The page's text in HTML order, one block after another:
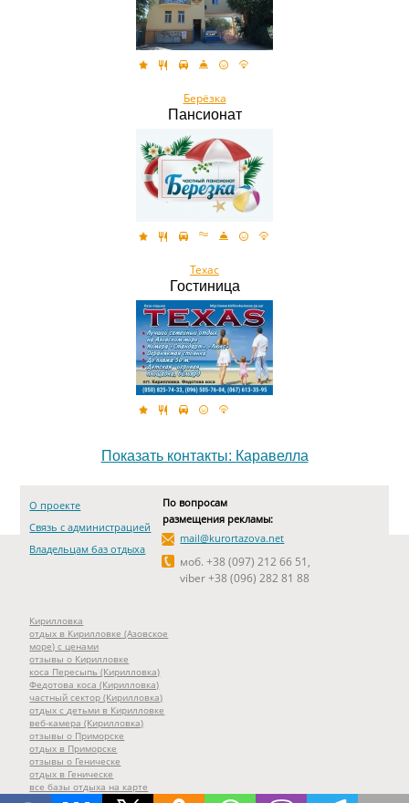
Берёзка
Пансионат
Техас
Гостиница
Показать контакты: Каравелла
О проекте
Связь с администрацией
Владельцам баз отдыха
По вопросам
размещения рекламы:
mail@kurortazova.net
моб. +38 (097) 212 66 51,
viber +38 (096) 282 81 88
Кирилловка
отдых в Кирилловке (Азовское
море) с ценами
отзывы о Кирилловке
коса Пересыпь (Кирилловка)
Федотова коса (Кирилловка)
частный сектор (Кирилловка)
отдых с детьми в Кирилловке
веб-камера (Кирилловка)
отзывы о Приморске
отдых в Приморске
отзывы о Геническе
отдых в Геническе
все базы отдыха на карте
все веб-камеры курортов Азова